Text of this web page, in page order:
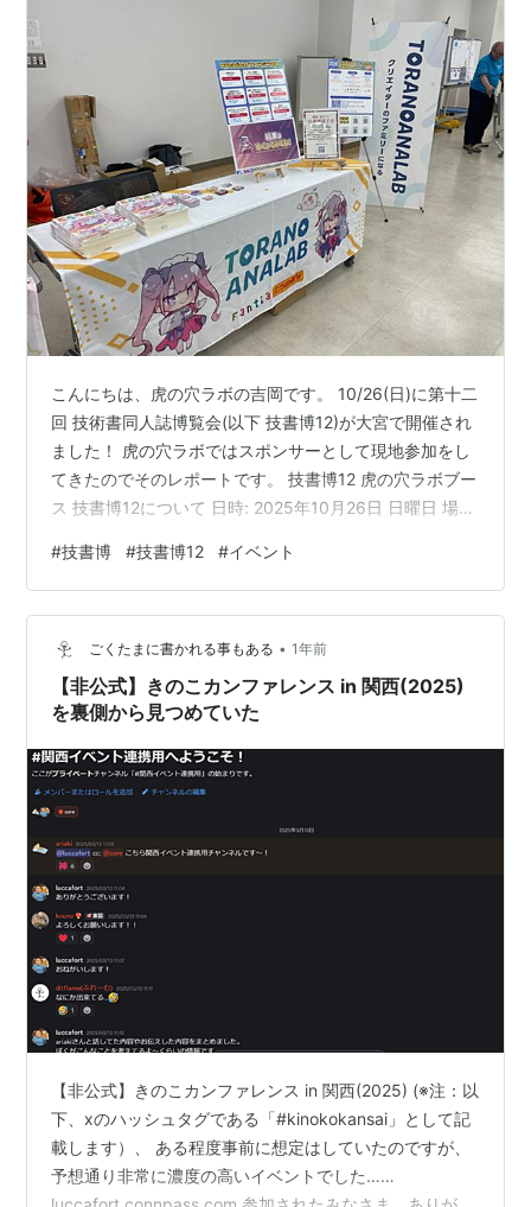
こんにちは、虎の穴ラボの吉岡です。 10/26(日)に第十二
回 技術書同人誌博覧会(以下 技書博12)が大宮で開催され
ました！ 虎の穴ラボではスポンサーとして現地参加をし
てきたのでそのレポートです。 技書博12 虎の穴ラボブー
ス 技書博12について 日時: 2025年10月26日 日曜日 場
らず工学やデザイン、マネジメント等幅広い「技術」に
関連した同人誌のイベントです。 ラボとしての活動 ラボ
では今回「あ-04」ブースにて新刊「虎の穴ラボの薄い
本。Vol.9」の無料頒布と ノベルティとして表紙のデザイ
ンをベースにした栞とステ…
#技書博 #技書博12 #イベント
ごくたまに書かれる事もある • 1年前
【非公式】きのこカンファレンス in 関西(2025)
を裏側から見つめていた
【非公式】きのこカンファレンス in 関西(2025) (※注：以
下、xのハッシュタグである「#kinokokansai」として記
載します）、 ある程度事前に想定はしていたのですが、
予想通り非常に濃度の高いイベントでした……